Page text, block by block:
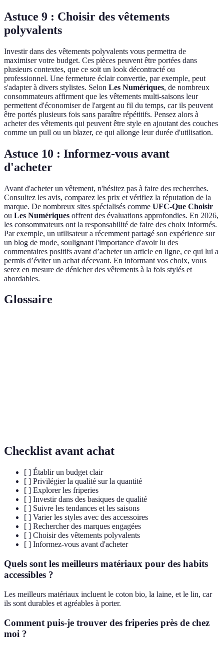
Astuce 9 : Choisir des vêtements
polyvalents
Investir dans des vêtements polyvalents vous permettra de
maximiser votre budget. Ces pièces peuvent être portées dans
plusieurs contextes, que ce soit un look décontracté ou
professionnel. Une fermeture éclair convertie, par exemple, peut
s'adapter à divers stylistes. Selon Les Numériques, de nombreux
consommateurs affirment que les vêtements multi-saisons leur
permettent d'économiser de l'argent au fil du temps, car ils peuvent
être portés plusieurs fois sans paraître répétitifs. Pensez alors à
acheter des vêtements qui peuvent être style en ajoutant des couches
comme un pull ou un blazer, ce qui allonge leur durée d'utilisation.
Astuce 10 : Informez-vous avant
d'acheter
Avant d'acheter un vêtement, n'hésitez pas à faire des recherches.
Consultez les avis, comparez les prix et vérifiez la réputation de la
marque. De nombreux sites spécialisés comme UFC-Que Choisir
ou Les Numériques offrent des évaluations approfondies. En 2026,
les consommateurs ont la responsabilité de faire des choix informés.
Par exemple, un utilisateur a récemment partagé son expérience sur
un blog de mode, soulignant l'importance d'avoir lu des
commentaires positifs avant d’acheter un article en ligne, ce qui lui a
permis d’éviter un achat décevant. En informant vos choix, vous
serez en mesure de dénicher des vêtements à la fois stylés et
abordables.
Glossaire
Checklist avant achat
[ ] Établir un budget clair
[ ] Privilégier la qualité sur la quantité
[ ] Explorer les friperies
[ ] Investir dans des basiques de qualité
[ ] Suivre les tendances et les saisons
[ ] Varier les styles avec des accessoires
[ ] Rechercher des marques engagées
[ ] Choisir des vêtements polyvalents
[ ] Informez-vous avant d'acheter
Quels sont les meilleurs matériaux pour des habits
accessibles ?
Les meilleurs matériaux incluent le coton bio, la laine, et le lin, car
ils sont durables et agréables à porter.
Comment puis-je trouver des friperies près de chez
moi ?